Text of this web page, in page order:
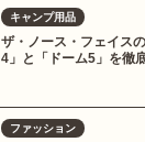
キャンプ用品
ザ・ノース・フェイス
4」と「ドーム5」を徹
ファッション